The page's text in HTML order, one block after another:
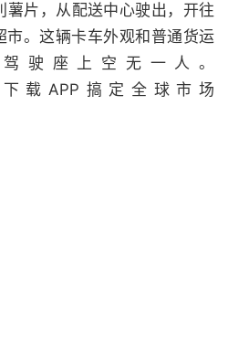
薯片，从配送中心驶出，开往
。这辆卡车外观和普通货运
驶座上空无一人。
下载APP搞定全球市场